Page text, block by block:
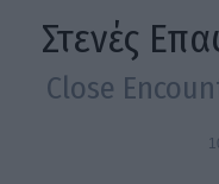
Στενές
Close